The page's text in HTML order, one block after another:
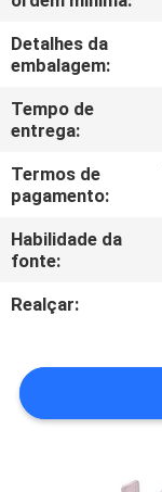
FÁBRICA
CONTROLE
DA
QUALIDADE
NOS
UMAS
CITAÇÕES
Detalhes da
embalagem:
Tempo de
entrega:
Termos de
pagamento:
Habilidade da
fonte:
Realçar: